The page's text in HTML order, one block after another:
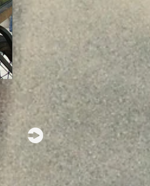
Reflet 2003
portrait